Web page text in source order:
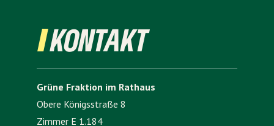
KONTAKT
Grüne Fraktion im Rathaus
Obere Königsstraße 8
Zimmer E 1.184